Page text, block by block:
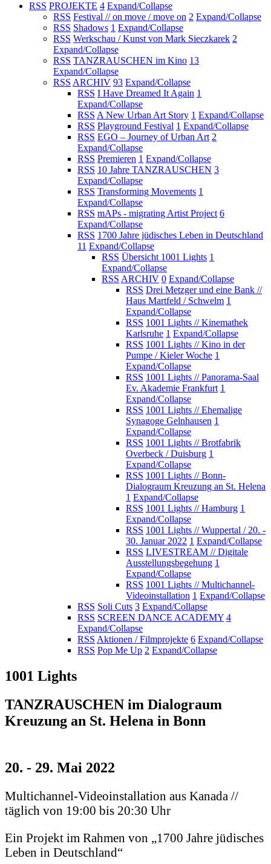
RSS PROJEKTE 4 Expand/Collapse
RSS Festival // on move / move on 2 Expand/Collapse
RSS Shadows 1 Expand/Collapse
RSS Werkschau / Kunst von Mark Sieczkarek 2
Expand/Collapse
RSS TANZRAUSCHEN im Kino 13
Expand/Collapse
RSS ARCHIV 93 Expand/Collapse
RSS I Have Dreamed It Again 1
Expand/Collapse
RSS A New Urban Art Story 1 Expand/Collapse
RSS Playground Festival 1 Expand/Collapse
RSS EGO – Journey of Urban Art 2
Expand/Collapse
RSS Premieren 1 Expand/Collapse
RSS 10 Jahre TANZRAUSCHEN 3
Expand/Collapse
RSS Transforming Movements 1
Expand/Collapse
RSS mAPs - migrating Artist Project 6
Expand/Collapse
RSS 1700 Jahre jüdisches Leben in Deutschland
11 Expand/Collapse
RSS Übersicht 1001 Lights 1
Expand/Collapse
RSS ARCHIV 0 Expand/Collapse
RSS Drei Metzger und eine Bank //
Haus Martfeld / Schwelm 1
Expand/Collapse
RSS 1001 Lights // Kinemathek
Karlsruhe 1 Expand/Collapse
RSS 1001 Lights // Kino in der
Pumpe / Kieler Woche 1
Expand/Collapse
RSS 1001 Lights // Panorama-Saal
Ev. Akademie Frankfurt 1
Expand/Collapse
RSS 1001 Lights // Ehemalige
Synagoge Gelnhausen 1
Expand/Collapse
RSS 1001 Lights // Brotfabrik
Overbeck / Duisburg 1
Expand/Collapse
RSS 1001 Lights // Bonn-
Dialograum Kreuzung an St. Helena
1 Expand/Collapse
RSS 1001 Lights // Hamburg 1
Expand/Collapse
RSS 1001 Lights // Wuppertal / 20. -
30. Januar 2022 1 Expand/Collapse
RSS LIVESTREAM // Digitale
Ausstellungsbegehung 1
Expand/Collapse
RSS 1001 Lights // Multichannel-
Videoinstallation 1 Expand/Collapse
RSS Soli Cuts 3 Expand/Collapse
RSS SCREEN DANCE ACADEMY 4
Expand/Collapse
RSS Aktionen / Filmprojekte 6 Expand/Collapse
RSS Pop Me Up 2 Expand/Collapse
1001 Lights
TANZRAUSCHEN im Dialograum
Kreuzung an St. Helena in Bonn
20. - 29. Mai 2022
Multichannel-Videoinstallation aus Kanada //
täglich von 19:00 bis 20:30 Uhr
Ein Projekt im Rahmen von „1700 Jahre jüdisches
Leben in Deutschland“